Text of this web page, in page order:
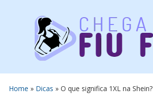
Home » Dicas » O que significa 1XL na Shein?